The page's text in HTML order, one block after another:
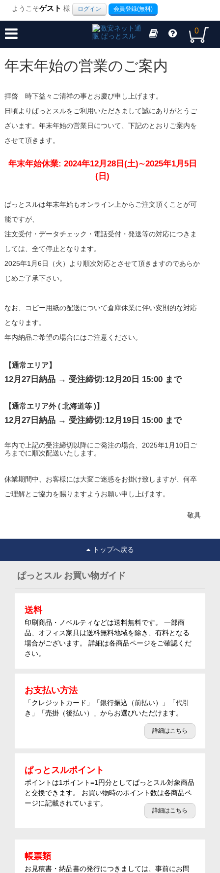
ようこそゲスト 様 ログイン 会員登録(無料)
0
年末年始の営業のご案内
拝啓 時下益々ご清祥の事とお慶び申し上げます。
日頃よりぱっとスルをご利用いただきまして誠にありがとうご
ざいます。年末年始の営業日について、下記のとおりご案内を
させて頂きます。
年末年始休業: 2024年12月28日(土)∼2025年1月5日
(日)
ぱっとスルは年末年始もオンライン上からご注文頂くことが可
能ですが、
注文受付・データチェック・電話受付・発送等の対応につきま
しては、全て停止となります。
2025年1月6日（火）より順次対応とさせて頂きますのであらか
じめご了承下さい。
なお、コピー用紙の配送について倉庫休業に伴い変則的な対応
となります。
年内納品ご希望の場合にはご注意ください。
【通常エリア】
12月27日納品 → 受注締切:12月20日 15:00 まで
【通常エリア外 ( 北海道等 )】
12月27日納品 → 受注締切:12月19日 15:00 まで
年内で上記の受注締切以降にご発注の場合、2025年1月10日ご
ろまでに順次配送いたします。
休業期間中、お客様には大変ご迷惑をお掛け致しますが、何卒
ご理解とご協力を賜りますようお願い申し上げます。
敬具
トップへ戻る
ぱっとスル お買い物ガイド
送料
印刷商品・ノベルティなどは送料無料です。 一部商
品、オフィス家具は送料無料地域を除き、有料となる
場合がございます。 詳細は各商品ページをご確認くだ
さい。
お支払い方法
「クレジットカード」「銀行振込（前払い）」「代引
き」「売掛（後払い）」からお選びいただけます。
詳細はこちら
ぱっとスルポイント
ポイントは1ポイント=1円分としてぱっとスル対象商品
と交換できます。 お買い物時のポイント数は各商品ペ
ージに記載されています。
詳細はこちら
帳票類
お見積書・納品書の発行につきましては、事前にお問